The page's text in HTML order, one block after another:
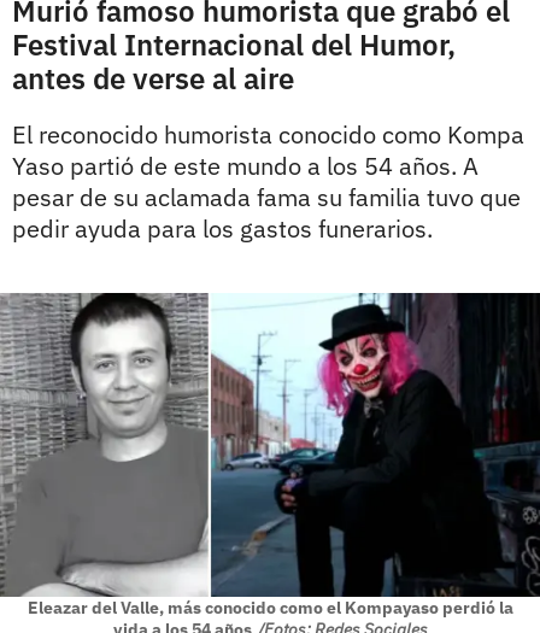
Murió famoso humorista que grabó el
Festival Internacional del Humor,
antes de verse al aire
El reconocido humorista conocido como Kompa
Yaso partió de este mundo a los 54 años. A
pesar de su aclamada fama su familia tuvo que
pedir ayuda para los gastos funerarios.
Eleazar del Valle, más conocido como el Kompayaso perdió la